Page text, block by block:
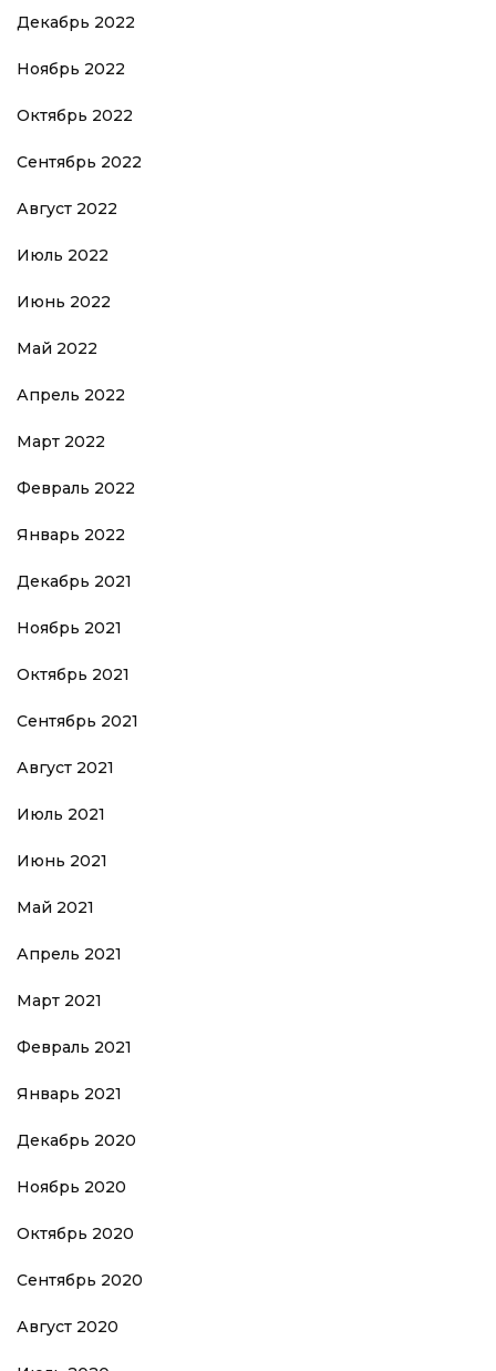
Декабрь 2022
Ноябрь 2022
Октябрь 2022
Сентябрь 2022
Август 2022
Июль 2022
Июнь 2022
Май 2022
Апрель 2022
Март 2022
Февраль 2022
Январь 2022
Декабрь 2021
Ноябрь 2021
Октябрь 2021
Сентябрь 2021
Август 2021
Июль 2021
Июнь 2021
Май 2021
Апрель 2021
Март 2021
Февраль 2021
Январь 2021
Декабрь 2020
Ноябрь 2020
Октябрь 2020
Сентябрь 2020
Август 2020